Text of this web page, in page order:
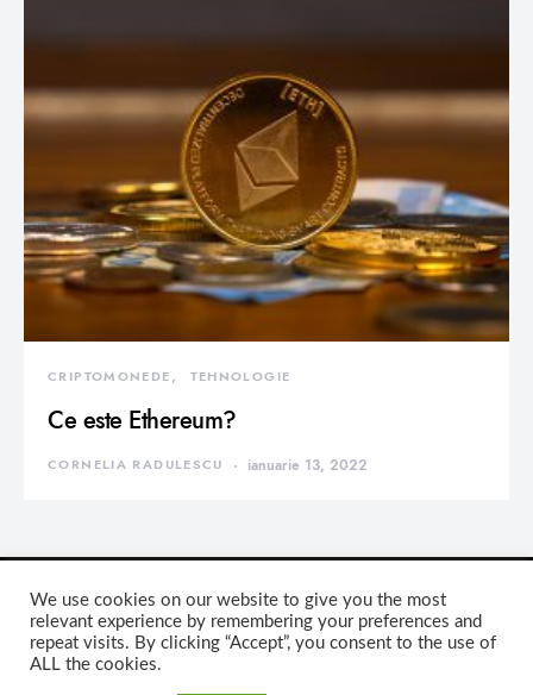
CRIPTOMONEDE TEHNOLOGIE
Ce este Ethereum?
CORNELIA RADULESCU ianuarie 13, 2022
DEVORATOR MONDEN
We use cookies on our website to give you the most
relevant experience by remembering your preferences and
repeat visits. By clicking “Accept”, you consent to the use of
ALL the cookies.